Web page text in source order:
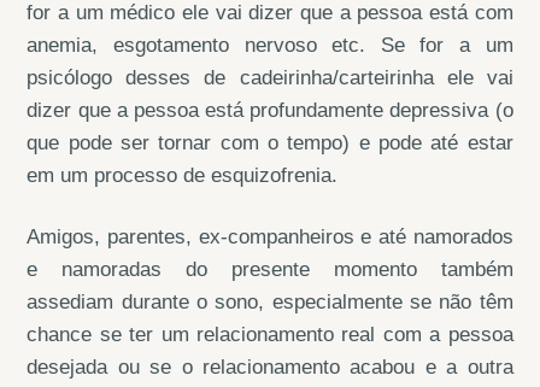
for a um médico ele vai dizer que a pessoa está com
anemia, esgotamento nervoso etc. Se for a um
psicólogo desses de cadeirinha/carteirinha ele vai
dizer que a pessoa está profundamente depressiva (o
que pode ser tornar com o tempo) e pode até estar
em um processo de esquizofrenia.
Amigos, parentes, ex-companheiros e até namorados
e namoradas do presente momento também
assediam durante o sono, especialmente se não têm
chance se ter um relacionamento real com a pessoa
desejada ou se o relacionamento acabou e a outra